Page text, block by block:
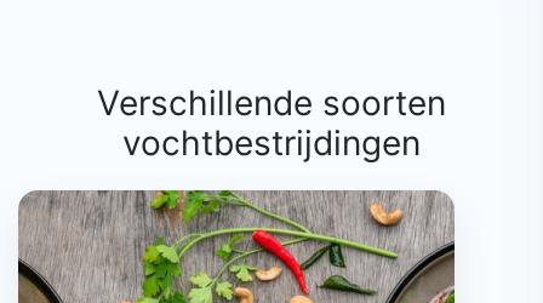
Verschillende soorten
vochtbestrijdingen